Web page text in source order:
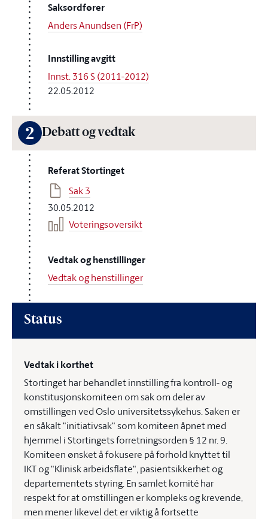
Saksordfører
Anders Anundsen (FrP)
Innstilling avgitt
Innst. 316 S (2011-2012)
22.05.2012
2 Debatt og vedtak
Referat Stortinget
Sak 3
30.05.2012
Voteringsoversikt
Vedtak og henstillinger
Vedtak og henstillinger
Status
Vedtak i korthet
Stortinget har behandlet innstilling fra kontroll- og
konstitusjonskomiteen om sak om deler av
omstillingen ved Oslo universitetssykehus. Saken er
en såkalt "initiativsak" som komiteen åpnet med
hjemmel i Stortingets forretningsorden § 12 nr. 9.
Komiteen ønsket å fokusere på forhold knyttet til
IKT og "Klinisk arbeidsflate", pasientsikkerhet og
departementets styring. En samlet komité har
respekt for at omstillingen er kompleks og krevende,
men mener likevel det er viktig å fortsette